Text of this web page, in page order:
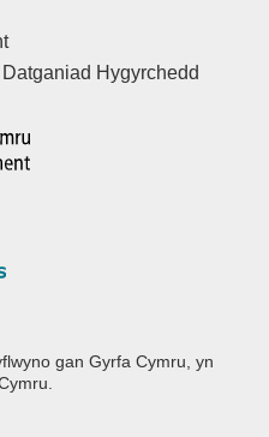
Datganiad Hygyrchedd
gan Gyrfa Cymru, yn